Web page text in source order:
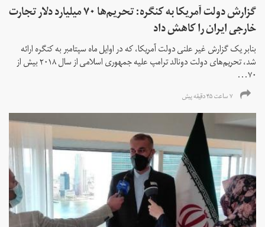
گزارش دولت آمریکا به کنگره: تحریم‌ها ۷۰ میلیارد دلار تجارت
خارجی ایران را کاهش داد
بنابر یک گزارش غیر علنی دولت آمریکا، که در اوایل ماه سپتامبر به کنگره ارائه
شد، تحریم‌های دولت دونالد ترامپ علیه جمهوری اسلامی از سال ۲۰۱۸ بیش از
۷۰...
۷ ساعت ۴۵ دقیقه پیش